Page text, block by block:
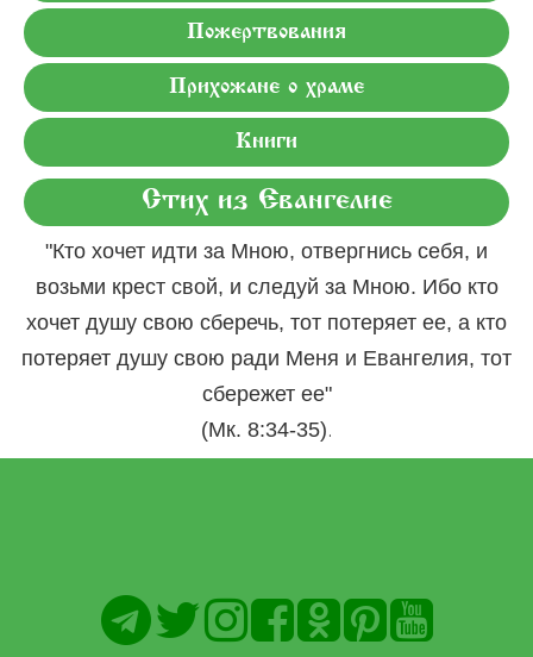
Пожертвования
Прихожане о храме
Книги
Стих из Евангелие
"Кто хочет идти за Мною, отвергнись себя, и
возьми крест свой, и следуй за Мною. Ибо кто
хочет душу свою сберечь, тот потеряет ее, а кто
потеряет душу свою ради Меня и Евангелия, тот
сбережет ее"
(Мк. 8:34-35).